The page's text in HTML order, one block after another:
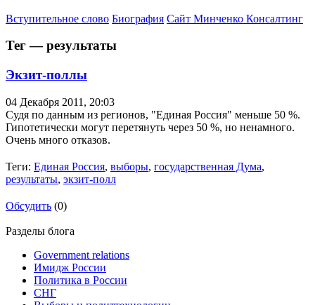
Вступительное слово Биография Сайт Минченко Консалтинг
Тег — результаты
Экзит-поллы
04 Декабря 2011, 20:03
Судя по данным из регионов, "Единая Россия" меньше 50 %.
Гипотетически могут перетянуть через 50 %, но ненамного.
Очень много отказов.
Теги: Единая Россия, выборы, государственная Дума,
результаты, экзит-полл
Обсудить (0)
Разделы блога
Government relations
Имидж России
Политика в России
СНГ